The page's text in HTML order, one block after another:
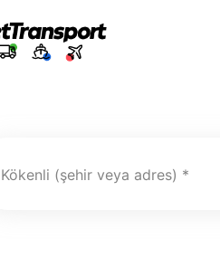
Kökenli (şehir veya adres)